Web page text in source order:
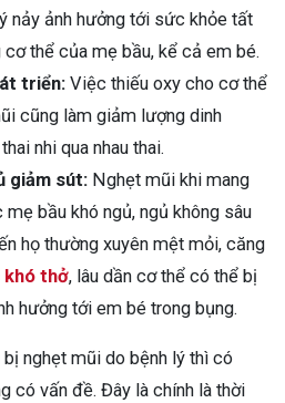
nảy ảnh hưởng tới sức khỏe tất
thể của mẹ bầu, kể cả em bé.
triển: Việc thiếu oxy cho cơ thể
cũng làm giảm lượng dinh
nhi qua nhau thai.
giảm sút: Nghẹt mũi khi mang
bầu khó ngủ, ngủ không sâu
họ thường xuyên mệt mỏi, căng
khó thở, lâu dần cơ thể có thể bị
hưởng tới em bé trong bụng.
nghẹt mũi do bệnh lý thì có
có vấn đề. Đây là chính là thời